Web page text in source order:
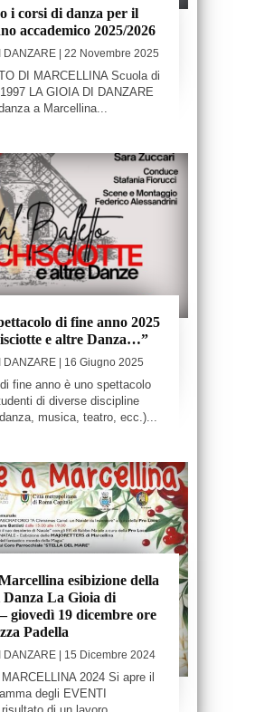
i corsi di danza per il
accademico 2025/2026
DANZARE | 22 Novembre 2025
DI MARCELLINA Scuola di
LA GIOIA DI DANZARE
a Marcellina...
di fine anno 2025
e altre Danza…”
DANZARE | 16 Giugno 2025
fine anno è uno spettacolo
di diverse discipline
musica, teatro, ecc.)...
esibizione della
Danza La Gioia di
giovedì 19 dicembre ore
Padella
DANZARE | 15 Dicembre 2024
MARCELLINA 2024 Si apre il
degli EVENTI